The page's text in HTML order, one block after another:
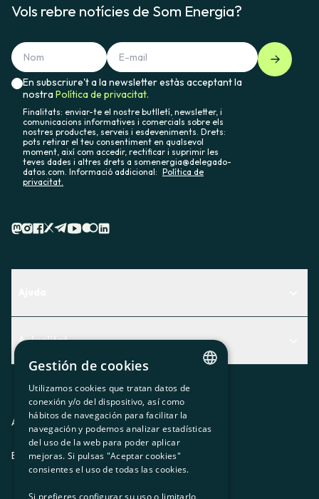
Vols rebre notícies de Som Energia?
En subscriure't a la newsletter estàs acceptant la
nostraPolítica de privacitat.
Finalitats: enviar-te el nostre butlletí, newsletter, i
comunicacions informatives i comercials sobre els
nostres productes, serveis i esdeveniments. Drets:
pots retirar el teu consentiment en qualsevol
moment, així com accedir, rectificar i suprimir les
teves dades i altres drets a somenergia@delegado-
datos.com. Informació addicional: Política de
privacitat.
Descobreix quin servei t'encaixa millor
Contacte
Actualitat
Actualitat
El racó de la sòcia
Premsa
Treballa amb nosaltres
Avis legalPolítica de privacitat Política de cookies
ES CAGLEU
CATALAN
SPANISH
GL
BASQUE
Gestión de cookies
Utilizamos cookies que tratan datos de
conexión y/o del dispositivo, así como
hábitos de navegación para facilitar la
navegación y podemos analizar estadísticas
del uso de la web para poder aplicar
mejoras. Si pulsas "Aceptar cookies"
consientes el uso de todas las cookies.
Si prefieres configurar su uso o limitarlo,